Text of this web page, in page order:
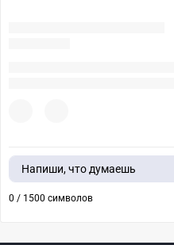
Напиши, что думаешь
0 / 1500 символов